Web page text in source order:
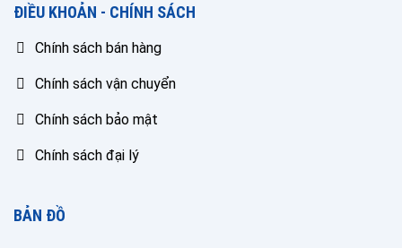
ĐIỀU KHOẢN - CHÍNH SÁCH
Chính sách bán hàng
Chính sách vận chuyển
Chính sách bảo mật
Chính sách đại lý
BẢN ĐỒ